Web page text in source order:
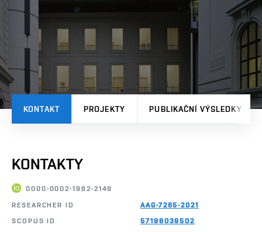
KONTAKT PROJEKTY PUBLIKAČNÍ VÝSLEDKY
KONTAKTY
0000-0002-1982-2149
RESEARCHER ID
AAG-7265-2021
SCOPUS ID
57196039502